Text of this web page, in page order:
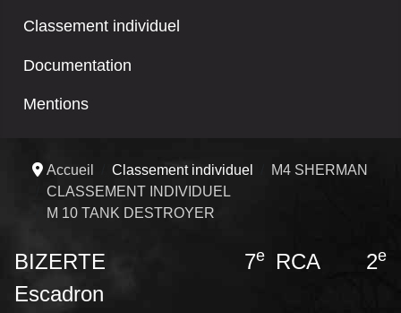
Classement individuel
Documentation
Mentions
Accueil Classement individuel
M4 SHERMAN
CLASSEMENT INDIVIDUEL
M 10 TANK DESTROYER
BIZERTE 7eRCA 2e
Escadron